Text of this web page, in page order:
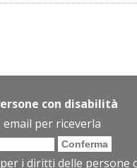
con disabilità
per riceverla
i diritti delle persone